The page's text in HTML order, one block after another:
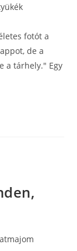
fotót a
de a
a tárhely." Egy